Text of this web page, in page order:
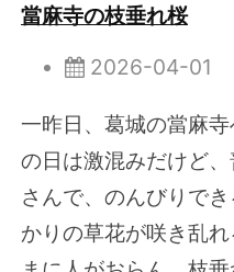
當麻寺の枝垂れ桜
2026-04-01
一昨日、葛城の當麻
の日は激混みだけど
さんで、のんびりで
かりの草花が咲き乱